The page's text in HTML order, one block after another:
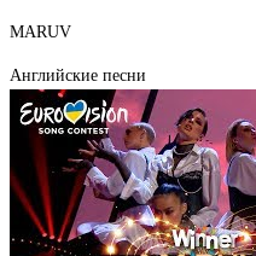
MARUV
Английские песни